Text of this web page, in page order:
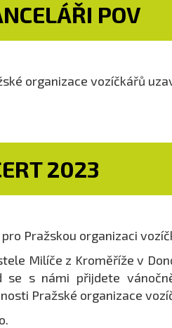
POV
organizace vozíčkářů
2023
Pražskou organizaci
Milíče z Kroměříže v
se s námi přijdete
Pražské organizace